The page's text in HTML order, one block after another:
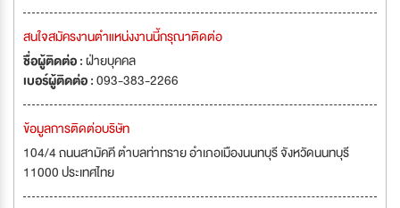
สนใจสมัครงานตำแหน่งงานนี้กรุณาติดต่อ
ชื่อผู้ติดต่อ :ฝ่ายบุคคล
เบอร์ผู้ติดต่อ :093-383-2266
ข้อมูลการติดต่อบริษัท
104/4 ถนนสามัคคี ตำบลท่าทราย อำเภอเมืองนนทบุรี จังหวัดนนทบุรี
11000 ประเทศไทย